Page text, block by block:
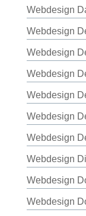
Webdesign
Webdesign
Webdesign
Webdesign
Webdesign
Webdesign
Webdesign
Webdesign
Webdesign
Webdesign